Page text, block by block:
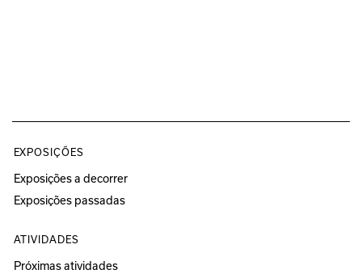
EXPOSIÇÕES
Exposições a decorrer
Exposições passadas
ATIVIDADES
Próximas atividades